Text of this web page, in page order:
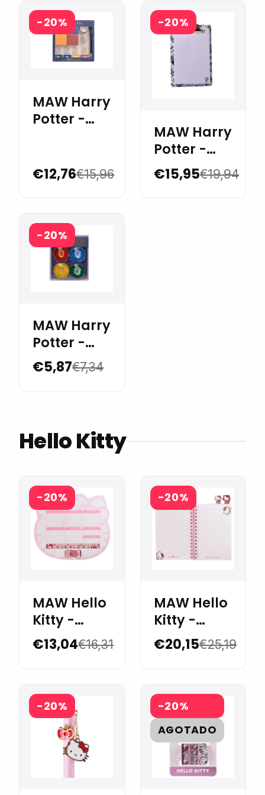
-20%
MAW Harry
Potter -
€12,76€15,96
-20%
MAW Harry
Potter -
Clipboard
A5
€15,95€19,94
-20%
MAW Harry
Potter -
Paper
Clips con
€5,87€7,34
Hello Kitty
-20%
MAW Hello
Kitty -
Planner
semanal
€13,04€16,31
-20%
MAW Hello
Kitty -
Cuaderno
A5 con
€20,15€25,19
-20%
-20%
AGOTADO